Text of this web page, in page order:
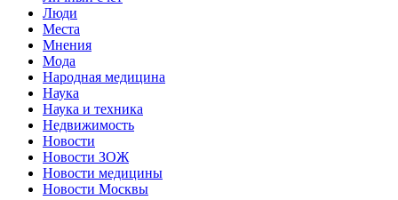
Люди
Места
Мнения
Мода
Народная медицина
Наука
Наука и техника
Недвижимость
Новости
Новости ЗОЖ
Новости медицины
Новости Москвы